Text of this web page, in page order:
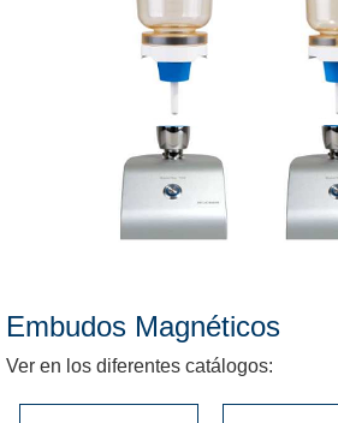
Embudos Magnéticos
Ver en los diferentes catálogos: